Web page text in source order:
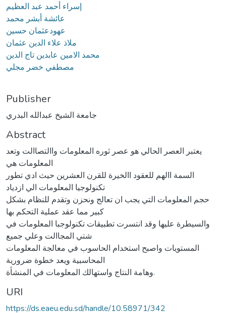
إسراء أحمد عبد العظيم
عائشة أبشر محمد
عهودعثمان حسين
ملاذ علاء الدين عثمان
محمد الامين عابدين تاج الدين
مصطفي خضر مجلي
Publisher
جامعة الشيخ عبدالله البدري
Abstract
يعتبر العصر الحالي هو عصر ثوره المعلومات واالتصاالت وتعد
المعلومات هي
السمة االهم للعقود االخيرة للقرن العشرين حيث ادي تطور
تكنولوجيا المعلومات الي ازدياد
حجم المعلومات التي يجب ان تعالج ونحزن وتقدم للنظام بشكل
كبير مما عقد عملية التحكم بها
والسيطرة عليها وقد انتسرت تطبيقات تكنولوجبا المعلومات في
شتي المجاالت وعلي جميع
المستويات واصبح استخدام الحاسوب في معالجة المعلومات
المحاسبية ويعد خطوة ضرورية
وهامة النتاج واستهالك المعلومات في المنشأة.
URI
https://ds.eaeu.edu.sd/handle/10.58971/342